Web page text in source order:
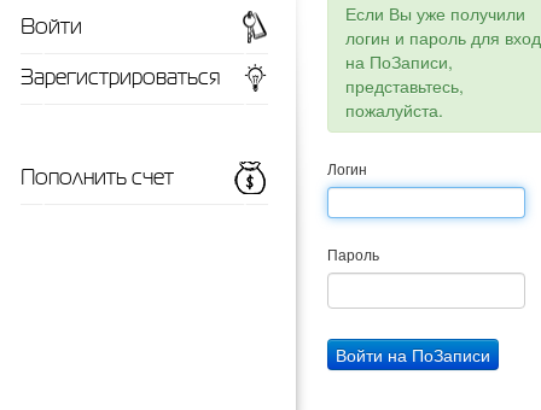
Если Вы уже получили
логин и пароль для
на ПоЗаписи,
представьтесь,
пожалуйста.
Логин
Пароль
Войти
Зарегистрироваться
Пополнить счет